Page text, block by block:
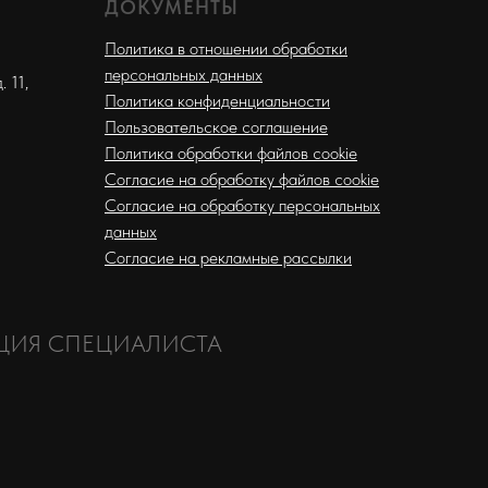
11,
ДОКУМЕНТЫ
Политика в отношении обработки
персональных данных
Политика конфиденциальности
Пользовательское соглашение
Политика обработки файлов cookie
Согласие на обработку файлов cookie
Согласие на обработку персональных
данных
Согласие на рекламные рассылки
СПЕЦИАЛИСТА